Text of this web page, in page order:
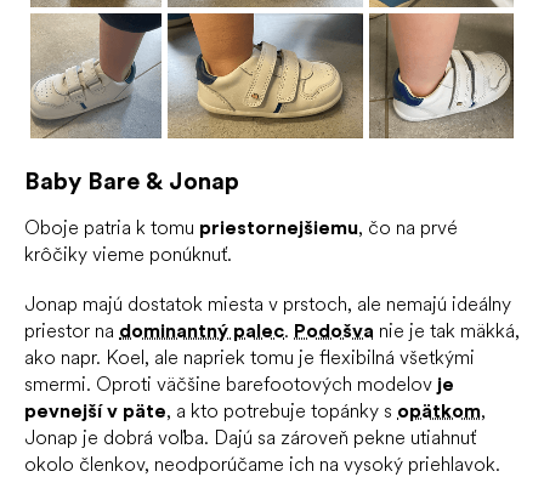
Baby Bare & Jonap
Oboje patria k tomu priestornejšiemu, čo na prvé
krôčiky vieme ponúknuť.
Jonap majú dostatok miesta v prstoch, ale nemajú ideálny
priestor na dominantný palec. Podošva nie je tak mäkká,
ako napr. Koel, ale napriek tomu je flexibilná všetkými
smermi. Oproti väčšine barefootových modelov je
pevnejší v päte, a kto potrebuje topánky s opätkom,
Jonap je dobrá voľba. Dajú sa zároveň pekne utiahnuť
okolo členkov, neodporúčame ich na vysoký priehlavok.